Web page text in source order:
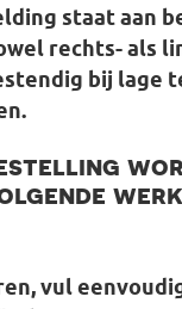
staat aan
rechts- als
bij
vul